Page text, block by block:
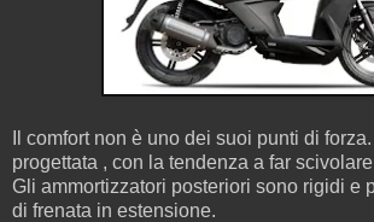
Il comfort non è uno dei suoi punti di
progettata , con la tendenza a far
Gli ammortizzatori posteriori sono rigidi e
di frenata in estensione.